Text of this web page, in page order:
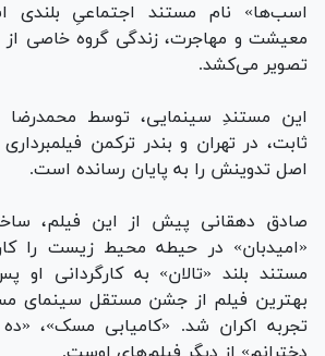
اسب‌ها» نام مستند اجتماعیِ
معیشت و مهاجرت، زندگی گروه خاصی از
تصویر می‌کشد.
این مستندِ سینمایی، توسط محمدرضا
ثابت، در تهران و بندر ترکمن
اصل تدوینش را به پایان رسانده است.
صادق دهقانی پیش از این فیلم،
«امیدبان» در حیطه محیط زیست را
مستند بلند «تالان» به کارگردانی
بهترین فیلم از جشن مستقل سینمای
تجربه اکران شد. «کامیابی مسک»،